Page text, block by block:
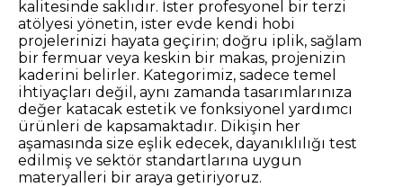
kalitesinde saklıdır. İster profesyonel bir terzi
atölyesi yönetin, ister evde kendi hobi
projelerinizi hayata geçirin; doğru iplik, sağlam
bir fermuar veya keskin bir makas, projenizin
kaderini belirler. Kategorimiz, sadece temel
ihtiyaçları değil, aynı zamanda tasarımlarınıza
değer katacak estetik ve fonksiyonel yardımcı
ürünleri de kapsamaktadır. Dikişin her
aşamasında size eşlik edecek, dayanıklılığı test
edilmiş ve sektör standartlarına uygun
materyalleri bir araya getiriyoruz.